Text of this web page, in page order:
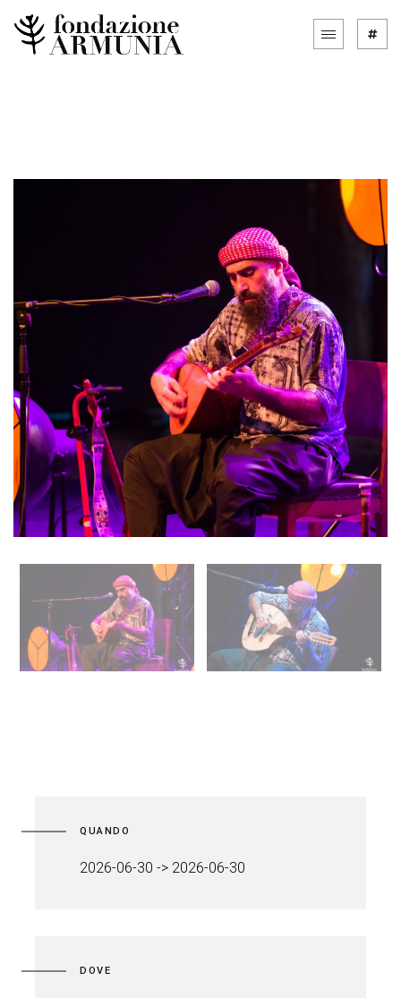
QUANDO
2026-06-30 -> 2026-06-30
DOVE